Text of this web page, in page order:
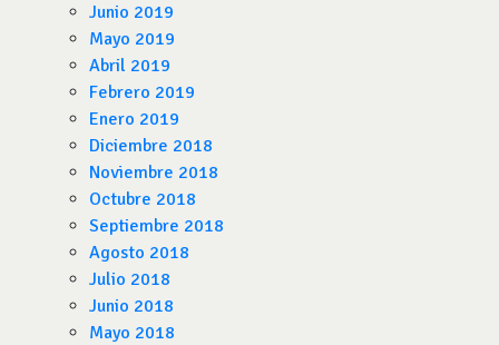
Junio 2019
Mayo 2019
Abril 2019
Febrero 2019
Enero 2019
Diciembre 2018
Noviembre 2018
Octubre 2018
Septiembre 2018
Agosto 2018
Julio 2018
Junio 2018
Mayo 2018